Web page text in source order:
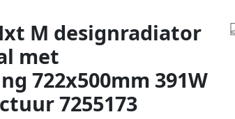
M designradiator
met
722x500mm 391W
7255173